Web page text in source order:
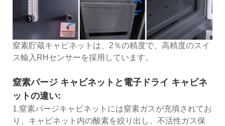
窒素貯蔵キャビネットは、2％の精度で、高精度のスイ
ス輸入RHセンサーを採用しています。
窒素パージ キャビネットと電子ドライ キャビネ
ットの違い:
1.窒素パージキャビネットには窒素ガスが充填されてお
り、キャビネット内の酸素を絞り出し、不活性ガス保